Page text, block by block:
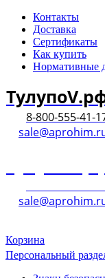
Контакты
Доставка
Сертификаты
Как купить
Нормативные
8-800-555-41-
Корзина
Персональный